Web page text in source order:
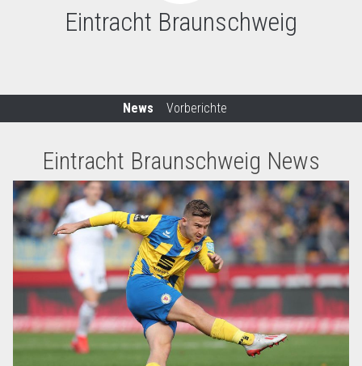
Eintracht Braunschweig
News Vorberichte
Eintracht Braunschweig News